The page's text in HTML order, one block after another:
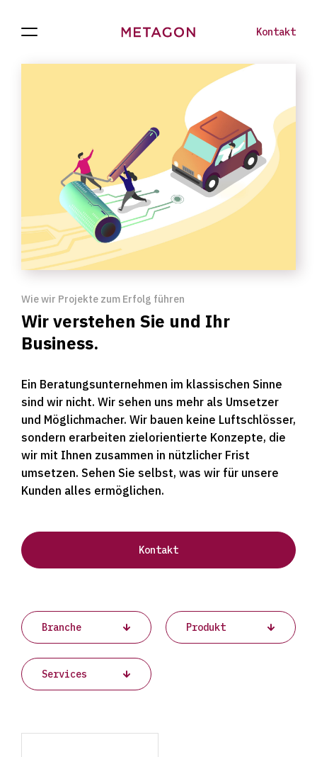
Navigation
Homepage
Kontakt
Wie wir Projekte zum Erfolg führen
Wir verstehen Sie und Ihr
Business.
Ein Beratungsunternehmen im klassischen Sinne
sind wir nicht. Wir sehen uns mehr als Umsetzer
und Möglichmacher. Wir bauen keine Luftschlösser,
sondern erarbeiten zielorientierte Konzepte, die
wir mit Ihnen zusammen in nützlicher Frist
umsetzen. Sehen Sie selbst, was wir für unsere
Kunden alles ermöglichen.
Kontakt